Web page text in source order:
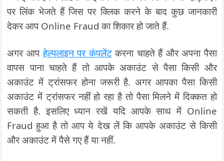
पर लिंक भेजते हैं जिस पर क्लिक करने के बाद कुछ जानकारी
देकर आप Online Fraud का शिकार हो जाते हैं.
अगर आपहेल्पलाइन पर कंपलेंटकरना चाहते हैं और अपना पैसा
वापस पाना चाहते हैं तो आपके अकाउंट से पैसा किसी और
अकाउंट में ट्रांसफर होना जरूरी है. अगर आपका पैसा किसी
अकाउंट में ट्रांसफर नहीं हो रहा है तो पैसा मिलने में दिक्कत हो
सकती है. इसलिए ध्यान रखें यदि आपके साथ में Online
Fraud हुआ है तो आप ये देख लें कि आपके अकाउंट से किसी
और अकाउंट में पैसे गए हैं या नहीं.